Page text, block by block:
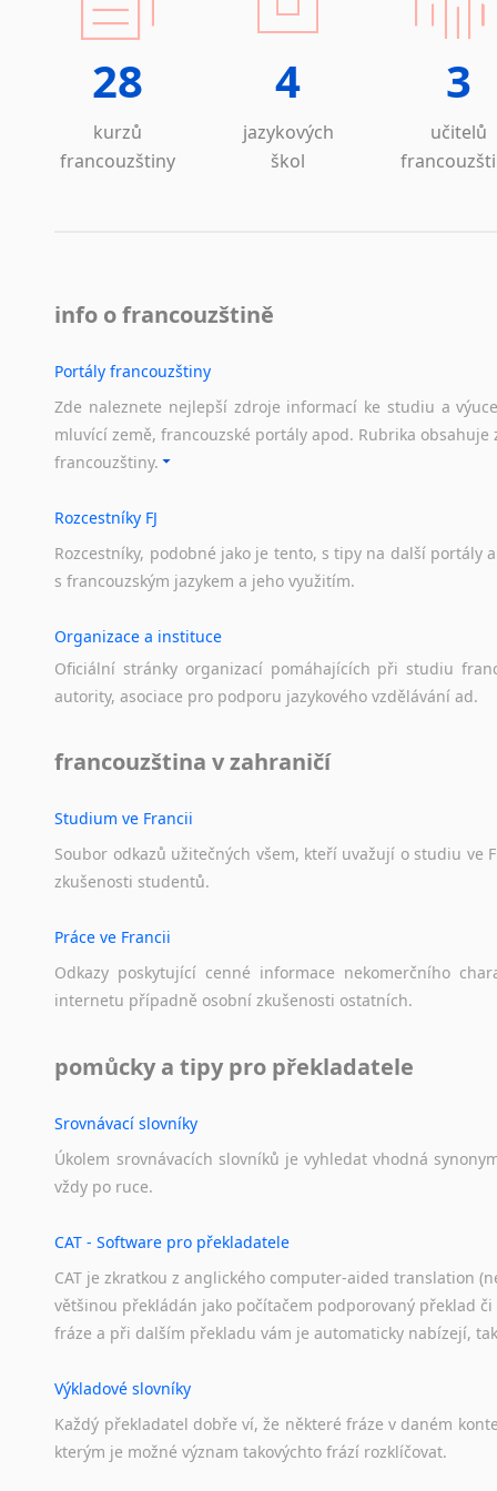
Zulu
z němčiny
z angličtiny
z maďarštiny
z italštiny
z ukrajinštiny
--- další jazyky ---
Ajmarština
Akebu
Albánština
Amharština
Aramejština
Arménština
Bambarština
Bantuské jazyky
Baskičtina
Bengálština
Bosenština
Bulharština
Čagatajské jazyky
Čečenština
Černohorština
Darí
Esperanto
Estonština
Fidžijština
Filipínské jazyky
Fulbština
Gaelština
Gruzínština
Hebrejština
Chorvatština
Indonéština
Irština
Polština
Němčina
Lotyština
Srbština
Estonština
28
kurzů
francouzštiny
4
jazykových
škol
3
učitelů
info o francouzštině
Portály francouzštiny
Zde naleznete nejlepší zdroje informací ke studiu a
mluvící země, francouzské portály apod. Rubrika
francouzštiny.
Rozcestníky FJ
Rozcestníky, podobné jako je tento, s tipy na další portály a
s francouzským jazykem a jeho využitím.
Organizace a instituce
Oficiální stránky organizací pomáhajících při studiu
autority, asociace pro podporu jazykového vzdělávání ad.
francouzština v zahraničí
Studium ve Francii
Soubor odkazů užitečných všem, kteří uvažují o studiu ve
zkušenosti studentů.
Práce ve Francii
Odkazy poskytující cenné informace nekomerčního
internetu případně osobní zkušenosti ostatních.
pomůcky a tipy pro překladatele
Srovnávací slovníky
Úkolem srovnávacích slovníků je vyhledat vhodná
vždy po ruce.
CAT - Software pro překladatele
CAT je zkratkou z anglického computer-aided translation
většinou překládán jako počítačem podporovaný překlad
fráze a při dalším překladu vám je automaticky nabízejí,
Výkladové slovníky
Každý překladatel dobře ví, že některé fráze v daném
kterým je možné význam takovýchto frází rozklíčovat.